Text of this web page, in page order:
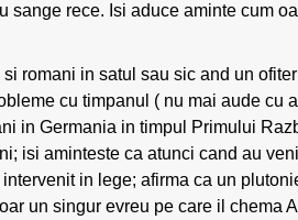
rece. Isi aduce aminte cum
romani in satul sau sic and un
cu timpanul ( nu mai aude cu
in Germania in timpul Primului
isi aminteste ca atunci cand au
in lege; afirma ca un
un singur evreu pe care il chema